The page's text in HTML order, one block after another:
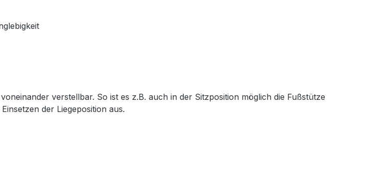
verstellbar. So ist es z.B. auch in der Sitzposition möglich die Fußstütze
der Liegeposition aus.